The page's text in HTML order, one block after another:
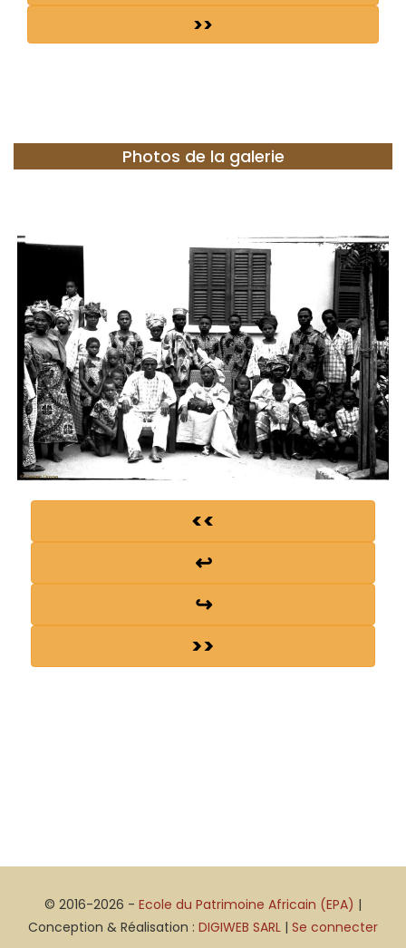
>>
Photos de la galerie
<<
↩
↪
>>
© 2016-2026 - Ecole du Patrimoine Africain (EPA) |
Conception & Réalisation : DIGIWEB SARL | Se connecter